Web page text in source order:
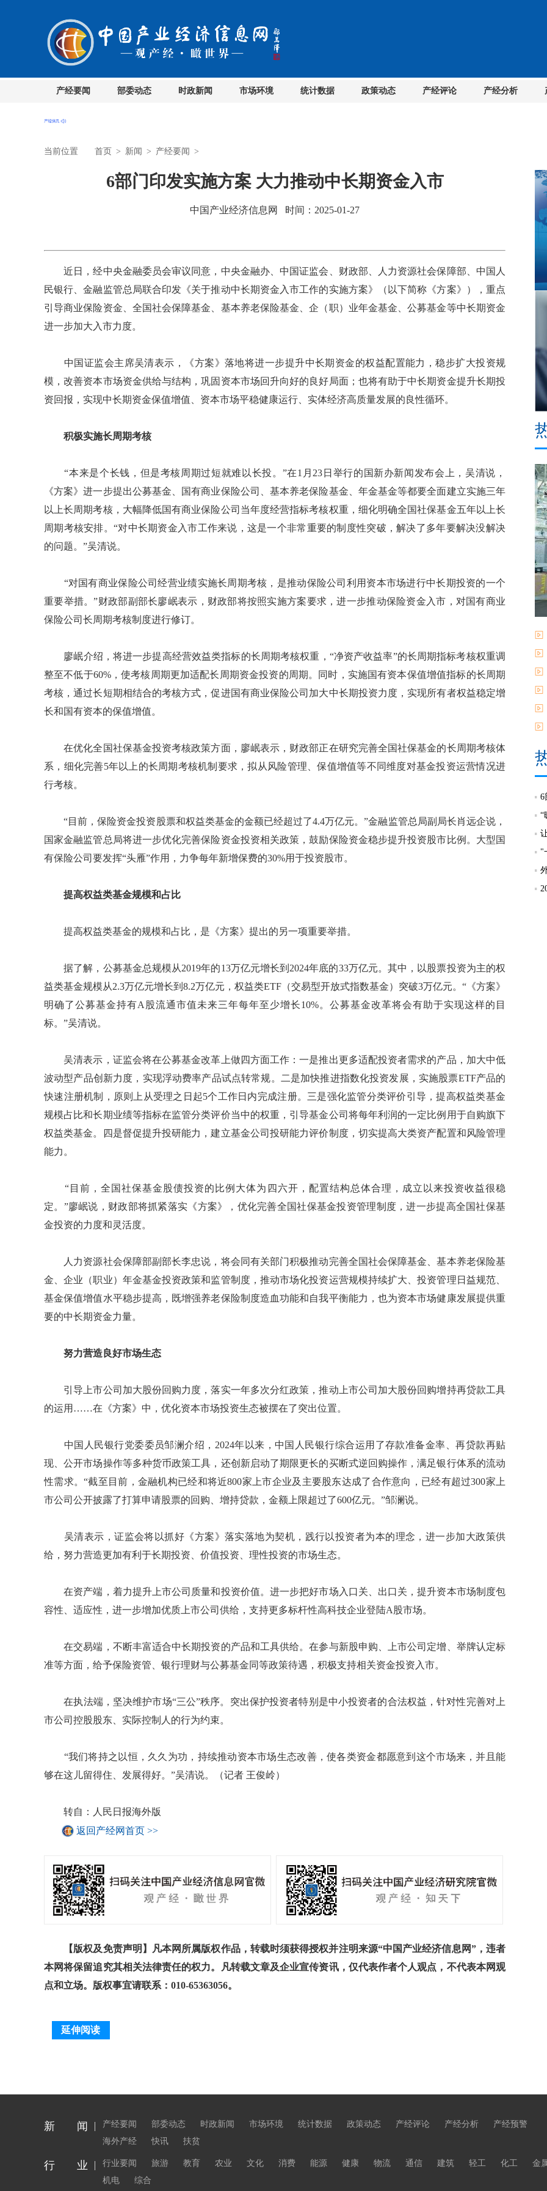
产经要闻 部委动态 时政新闻 市场环境 统计数据 政策动态 产经评论 产经分析
当前位置 首页 > 新闻 > 产经要闻 >
6部门印发实施方案 大力推动中长期资金入市
中国产业经济信息网 时间：2025-01-27
近日，经中央金融委员会审议同意，中央金融办、中国证监会、财政部、人力资源社会保障部、中国人
民银行、金融监管总局联合印发《关于推动中长期资金入市工作的实施方案》（以下简称《方案》），重点
引导商业保险资金、全国社会保障基金、基本养老保险基金、企（职）业年金基金、公募基金等中长期资金
进一步加大入市力度。
中国证监会主席吴清表示，《方案》落地将进一步提升中长期资金的权益配置能力，稳步扩大投资规
模，改善资本市场资金供给与结构，巩固资本市场回升向好的良好局面；也将有助于中长期资金提升长期投
资回报，实现中长期资金保值增值、资本市场平稳健康运行、实体经济高质量发展的良性循环。
积极实施长周期考核
“本来是个长钱，但是考核周期过短就难以长投。”在1月23日举行的国新办新闻发布会上，吴清说，
《方案》进一步提出公募基金、国有商业保险公司、基本养老保险基金、年金基金等都要全面建立实施三年
以上长周期考核，大幅降低国有商业保险公司当年度经营指标考核权重，细化明确全国社保基金五年以上长
周期考核安排。“对中长期资金入市工作来说，这是一个非常重要的制度性突破，解决了多年要解决没解决
的问题。”吴清说。
“对国有商业保险公司经营业绩实施长周期考核，是推动保险公司利用资本市场进行中长期投资的一个
重要举措。”财政部副部长廖岷表示，财政部将按照实施方案要求，进一步推动保险资金入市，对国有商业
保险公司长周期考核制度进行修订。
廖岷介绍，将进一步提高经营效益类指标的长周期考核权重，“净资产收益率”的长周期指标考核权重调
整至不低于60%，使考核周期更加适配长周期资金投资的周期。同时，实施国有资本保值增值指标的长周期
考核，通过长短期相结合的考核方式，促进国有商业保险公司加大中长期投资力度，实现所有者权益稳定增
长和国有资本的保值增值。
在优化全国社保基金投资考核政策方面，廖岷表示，财政部正在研究完善全国社保基金的长周期考核体
系，细化完善5年以上的长周期考核机制要求，拟从风险管理、保值增值等不同维度对基金投资运营情况进
行考核。
“目前，保险资金投资股票和权益类基金的金额已经超过了4.4万亿元。”金融监管总局副局长肖远企说，
国家金融监管总局将进一步优化完善保险资金投资相关政策，鼓励保险资金稳步提升投资股市比例。大型国
有保险公司要发挥“头雁”作用，力争每年新增保费的30%用于投资股市。
提高权益类基金规模和占比
提高权益类基金的规模和占比，是《方案》提出的另一项重要举措。
据了解，公募基金总规模从2019年的13万亿元增长到2024年底的33万亿元。其中，以股票投资为主的权
益类基金规模从2.3万亿元增长到8.2万亿元，权益类ETF（交易型开放式指数基金）突破3万亿元。“《方案》
明确了公募基金持有A股流通市值未来三年每年至少增长10%。公募基金改革将会有助于实现这样的目
标。”吴清说。
吴清表示，证监会将在公募基金改革上做四方面工作：一是推出更多适配投资者需求的产品，加大中低
波动型产品创新力度，实现浮动费率产品试点转常规。二是加快推进指数化投资发展，实施股票ETF产品的
快速注册机制，原则上从受理之日起5个工作日内完成注册。三是强化监管分类评价引导，提高权益类基金
规模占比和长期业绩等指标在监管分类评价当中的权重，引导基金公司将每年利润的一定比例用于自购旗下
权益类基金。四是督促提升投研能力，建立基金公司投研能力评价制度，切实提高大类资产配置和风险管理
能力。
“目前，全国社保基金股债投资的比例大体为四六开，配置结构总体合理，成立以来投资收益很稳
定。”廖岷说，财政部将抓紧落实《方案》，优化完善全国社保基金投资管理制度，进一步提高全国社保基
金投资的力度和灵活度。
人力资源社会保障部副部长李忠说，将会同有关部门积极推动完善全国社会保障基金、基本养老保险基
金、企业（职业）年金基金投资政策和监管制度，推动市场化投资运营规模持续扩大、投资管理日益规范、
基金保值增值水平稳步提高，既增强养老保险制度造血功能和自我平衡能力，也为资本市场健康发展提供重
要的中长期资金力量。
努力营造良好市场生态
引导上市公司加大股份回购力度，落实一年多次分红政策，推动上市公司加大股份回购增持再贷款工具
的运用……在《方案》中，优化资本市场投资生态被摆在了突出位置。
中国人民银行党委委员邹澜介绍，2024年以来，中国人民银行综合运用了存款准备金率、再贷款再贴
现、公开市场操作等多种货币政策工具，还创新启动了期限更长的买断式逆回购操作，满足银行体系的流动
性需求。“截至目前，金融机构已经和将近800家上市企业及主要股东达成了合作意向，已经有超过300家上
市公司公开披露了打算申请股票的回购、增持贷款，金额上限超过了600亿元。”邹澜说。
吴清表示，证监会将以抓好《方案》落实落地为契机，践行以投资者为本的理念，进一步加大政策供
给，努力营造更加有利于长期投资、价值投资、理性投资的市场生态。
在资产端，着力提升上市公司质量和投资价值。进一步把好市场入口关、出口关，提升资本市场制度包
容性、适应性，进一步增加优质上市公司供给，支持更多标杆性高科技企业登陆A股市场。
在交易端，不断丰富适合中长期投资的产品和工具供给。在参与新股申购、上市公司定增、举牌认定标
准等方面，给予保险资管、银行理财与公募基金同等政策待遇，积极支持相关资金投资入市。
在执法端，坚决维护市场“三公”秩序。突出保护投资者特别是中小投资者的合法权益，针对性完善对上
市公司控股股东、实际控制人的行为约束。
“我们将持之以恒，久久为功，持续推动资本市场生态改善，使各类资金都愿意到这个市场来，并且能
够在这儿留得住、发展得好。”吴清说。（记者 王俊岭）
转自：人民日报海外版
返回产经网首页 >>
【版权及免责声明】凡本网所属版权作品，转载时须获得授权并注明来源“中国产业经济信息网”，违者
本网将保留追究其相关法律责任的权力。凡转载文章及企业宣传资讯，仅代表作者个人观点，不代表本网观
点和立场。版权事宜请联系：010-65363056。
延伸阅读
6
“
"
新 闻 产经要闻 部委动态 时政新闻 市场环境 统计数据 政策动态 产经评论 产经分析
产经预警
海外产经
快讯 扶贫
行 业 行业要闻 旅游 教育 农业 文化 消费 能源 健康 物流 通信 建筑 轻工 化工
金
机电
综合